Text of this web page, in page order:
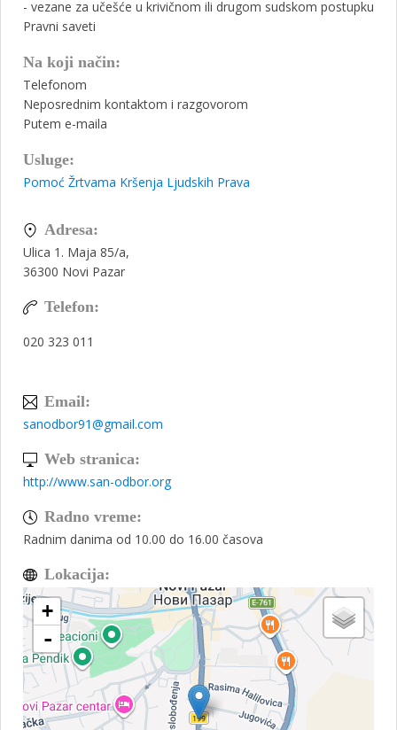
- vezane za učešće u krivičnom ili drugom sudskom postupku
Pravni saveti
Na koji način:
Telefonom
Neposrednim kontaktom i razgovorom
Putem e-maila
Usluge:
Pomoć Žrtvama Kršenja Ljudskih Prava
Adresa:
Ulica 1. Maja 85/a,
36300 Novi Pazar
Telefon:
020 323 011
Email:
sanodbor91@gmail.com
Web stranica:
http://www.san-odbor.org
Radno vreme:
Radnim danima od 10.00 do 16.00 časova
Lokacija:
+
-